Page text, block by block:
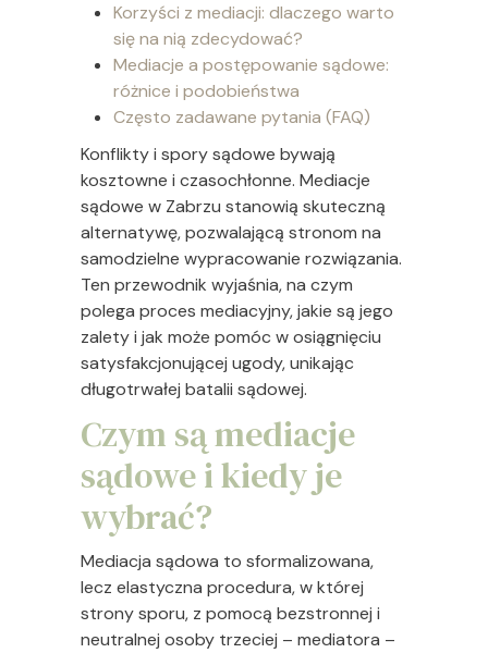
Korzyści z mediacji: dlaczego warto
się na nią zdecydować?
Mediacje a postępowanie sądowe:
różnice i podobieństwa
Często zadawane pytania (FAQ)
Konflikty i spory sądowe bywają
kosztowne i czasochłonne. Mediacje
sądowe w Zabrzu stanowią skuteczną
alternatywę, pozwalającą stronom na
samodzielne wypracowanie rozwiązania.
Ten przewodnik wyjaśnia, na czym
polega proces mediacyjny, jakie są jego
zalety i jak może pomóc w osiągnięciu
satysfakcjonującej ugody, unikając
długotrwałej batalii sądowej.
Czym są mediacje
sądowe i kiedy je
wybrać?
Mediacja sądowa to sformalizowana,
lecz elastyczna procedura, w której
strony sporu, z pomocą bezstronnej i
neutralnej osoby trzeciej – mediatora –